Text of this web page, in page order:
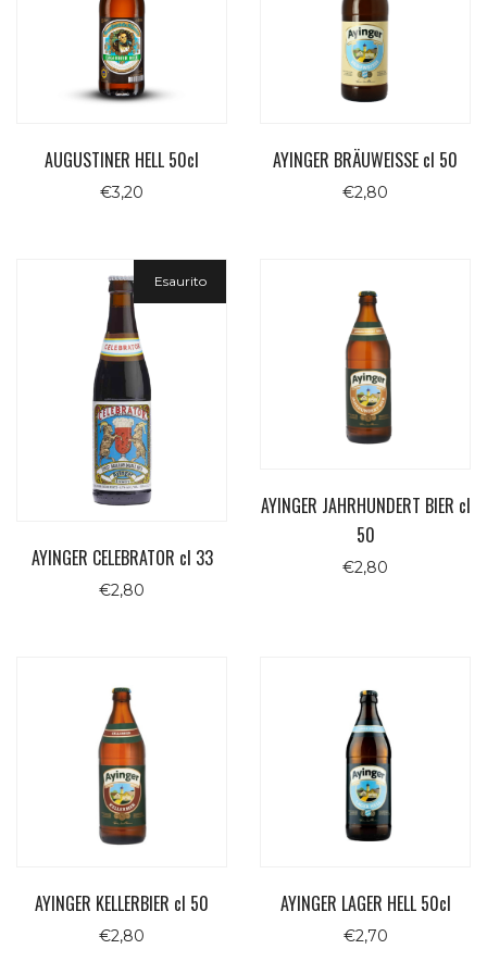
AUGUSTINER HELL 50cl
€3,20
AYINGER BRÄUWEISSE cl 50
€2,80
Esaurito
AYINGER CELEBRATOR cl 33
€2,80
AYINGER JAHRHUNDERT BIER cl
50
€2,80
AYINGER KELLERBIER cl 50
€2,80
AYINGER LAGER HELL 50cl
€2,70